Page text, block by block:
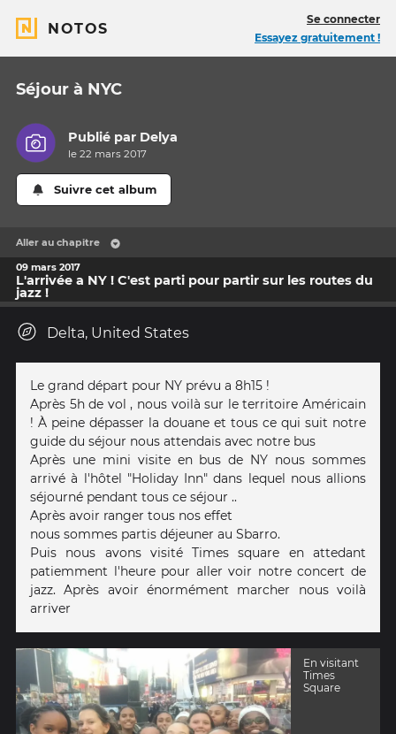
NOTOS
Se connecter
Essayez gratuitement !
Séjour à NYC
Publié par Delya
le 22 mars 2017
Suivre cet album
Aller au chapitre
09 mars 2017
L'arrivée a NY ! C'est parti pour partir sur les routes du
jazz !
Delta, United States
Le grand départ pour NY prévu a 8h15 !
Après 5h de vol , nous voilà sur le territoire Américain
! À peine dépasser la douane et tous ce qui suit notre
guide du séjour nous attendais avec notre bus
Après une mini visite en bus de NY nous sommes
arrivé à l'hôtel "Holiday Inn" dans lequel nous allions
séjourné pendant tous ce séjour ..
Après avoir ranger tous nos effet
nous sommes partis déjeuner au Sbarro.
Puis nous avons visité Times square en attedant
patiemment l'heure pour aller voir notre concert de
jazz. Après avoir énormément marcher nous voilà
arriver
En visitant
Times
Square